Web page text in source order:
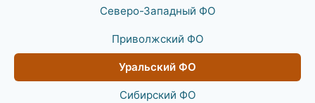
Северо-Западный ФО
Приволжский ФО
Уральский ФО
Сибирский ФО